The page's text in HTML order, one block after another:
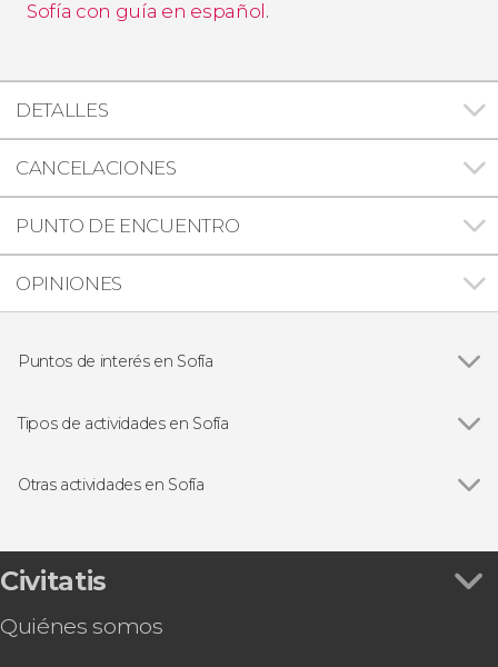
Sofía con guía en español.
DETALLES
CANCELACIONES
PUNTO DE ENCUENTRO
OPINIONES
Puntos de interés en Sofía
Tipos de actividades en Sofía
Excursiones de un día en Sofía
Otras actividades en Sofía
Pub Crawl ¡Tour de fiesta por Sofía!
Civitatis
Quiénes somos